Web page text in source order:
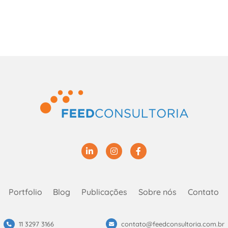
Portfolio Blog Publicações Sobre nós Contato
11 3297 3166 contato@feedconsultoria.com.br